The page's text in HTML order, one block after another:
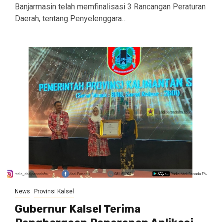
Banjarmasin telah memfinalisasi 3 Rancangan Peraturan
Daerah, tentang Penyelenggara…
News Provinsi Kalsel
Gubernur Kalsel Terima